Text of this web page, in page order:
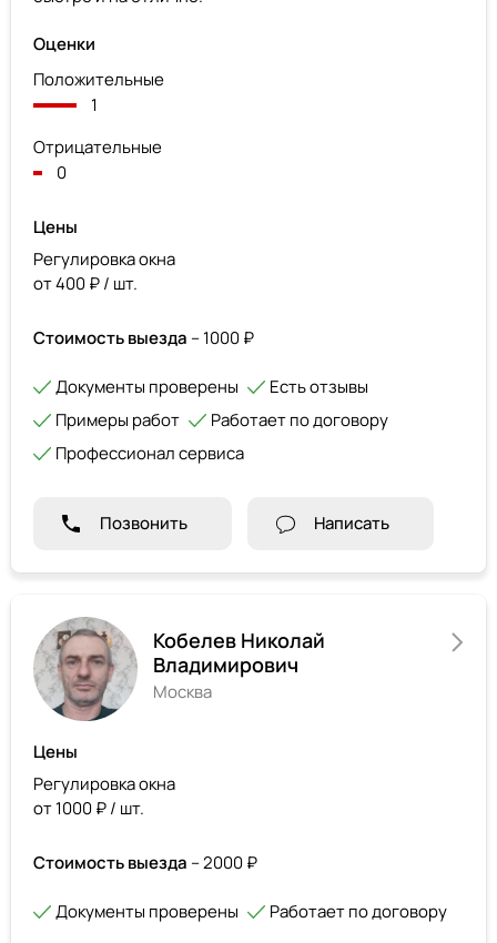
Оценки
Положительные
1
Отрицательные
0
Цены
Регулировка окна
от 400 ₽ / шт.
Стоимость выезда – 1000 ₽
Документы проверены
Есть отзывы
Примеры работ
Работает по договору
Профессионал сервиса
Позвонить Написать
Кобелев Николай
Владимирович
Москва
Цены
Регулировка окна
от 1000 ₽ / шт.
Стоимость выезда – 2000 ₽
Документы проверены Работает по договору